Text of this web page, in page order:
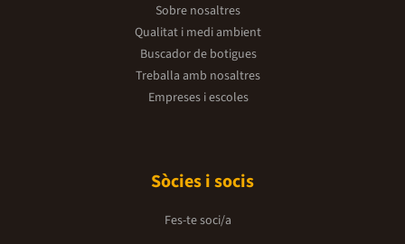
Sobre nosaltres
Qualitat i medi ambient
Buscador de botigues
Treballa amb nosaltres
Empreses i escoles
Sòcies i socis
Fes-te soci/a